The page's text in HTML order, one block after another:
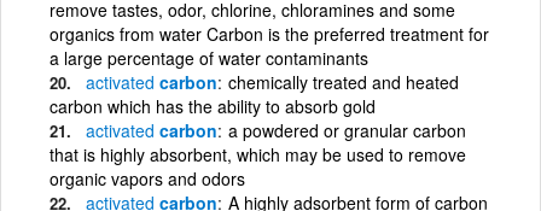
remove tastes, odor, chlorine, chloramines and some
organics from water Carbon is the preferred treatment for
a large percentage of water contaminants
activated carbon chemically treated and heated
carbon which has the ability to absorb gold
activated carbon a powdered or granular carbon
that is highly absorbent, which may be used to remove
organic vapors and odors
activated carbon A highly adsorbent form of carbon